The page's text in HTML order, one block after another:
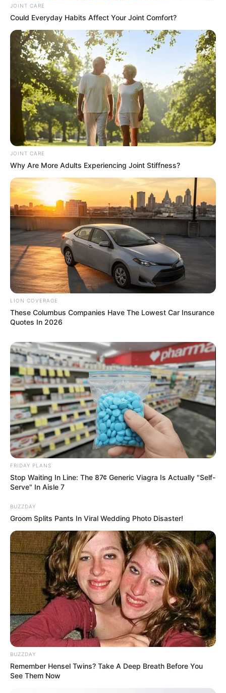
MEDVI
Men Over 40 Are Instantly Ditching Prescription Pills
For These 4x Stronger Pills
This Trick Will Give You An Erection At Any Age
CVS Hides This $1 Generic Viagra - Here's The Aisle
It's Really In.
ER Doctor: "I Threw Out My Viagra After What I
Found On CVS Aisle 7"
FRIDAY PLANS
JOINT CARE
Could Everyday Habits Affect Your Joint Comfort?
JOINT CARE
Why Are More Adults Experiencing Joint Stiffness?
LION COVERAGE
These Columbus Companies Have The Lowest Car Insurance
Quotes In 2026
FRIDAY PLANS
Stop Waiting In Line: The 87¢ Generic Viagra Is Actually "Self-
Serve" In Aisle 7
BUZZDAY
Groom Splits Pants In Viral Wedding Photo Disaster!
BUZZDAY
Remember Hensel Twins? Take A Deep Breath Before You
See Them Now